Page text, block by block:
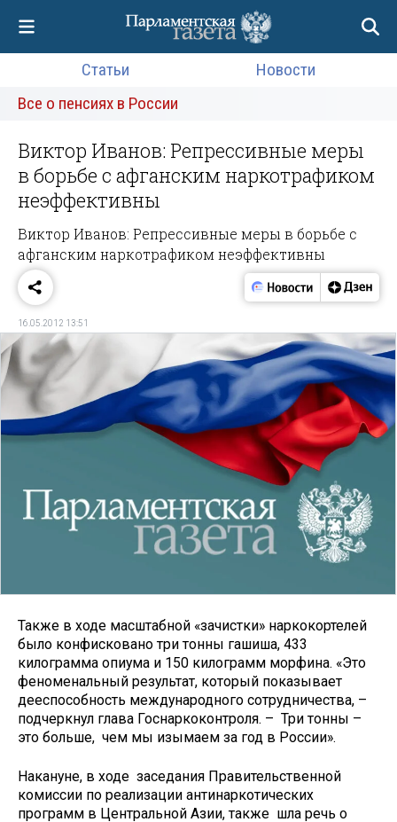
Статьи
Новости
Все о пенсиях в России
Виктор Иванов: Репрессивные меры
в борьбе с афганским наркотрафиком
неэффективны
Виктор Иванов: Репрессивные меры в борьбе с
афганским наркотрафиком неэффективны
16.05.2012 13:51
Также в ходе масштабной «зачистки» наркокортелей
было конфисковано три тонны гашиша, 433
килограмма опиума и 150 килограмм морфина. «Это
феноменальный результат, который показывает
дееспособность международного сотрудничества, –
подчеркнул глава Госнаркоконтроля. – Три тонны –
это больше, чем мы изымаем за год в России».
Накануне, в ходе заседания Правительственной
комиссии по реализации антинаркотических
программ в Центральной Азии, также шла речь о